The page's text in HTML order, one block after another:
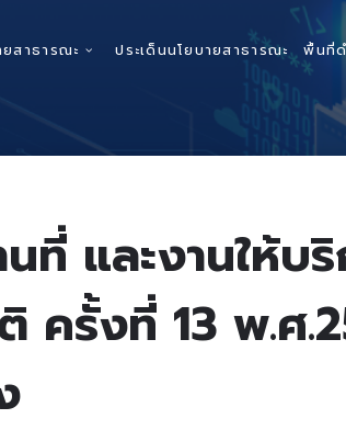
สาธารณะ ประเด็นนโยบายสาธารณะ พื้นที่ด
านที่ และงานใ
ครั้งที่ 13 พ.ศ